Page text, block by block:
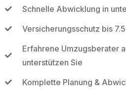
Schnelle Abwicklung in
Versicherungsschutz bis
Erfahrene Umzugsberater
unterstützen Sie
Komplette Planung &